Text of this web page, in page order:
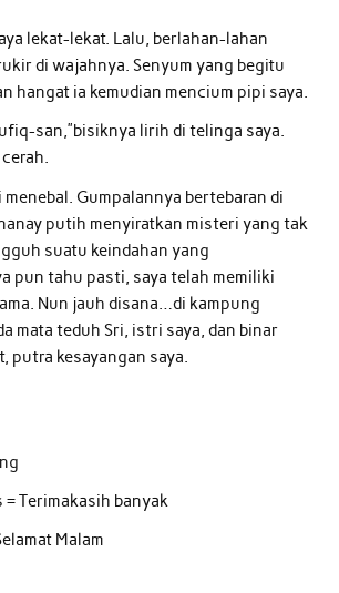
lekat-lekat. Lalu, berlahan-lahan
di wajahnya. Senyum yang begitu
hangat ia kemudian mencium pipi saya.
san,”bisiknya lirih di telinga saya.
Gumpalannya bertebaran di
putih menyiratkan misteri yang tak
suatu keindahan yang
pun tahu pasti, saya telah memiliki
Nun jauh disana…di kampung
mata teduh Sri, istri saya, dan binar
putra kesayangan saya.
Terimakasih banyak
Malam